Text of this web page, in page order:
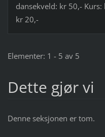
dansekveld: kr 50,-
kr 20,-
Elementer: 1 - 5 av 5
Dette gjør vi
Denne seksjonen er tom.